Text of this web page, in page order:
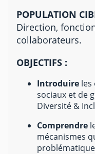
POPULATION
Direction,
collaborateurs.
OBJECTIFS :
Introduire les
sociaux et de
Diversité &
Comprendre
mécanismes